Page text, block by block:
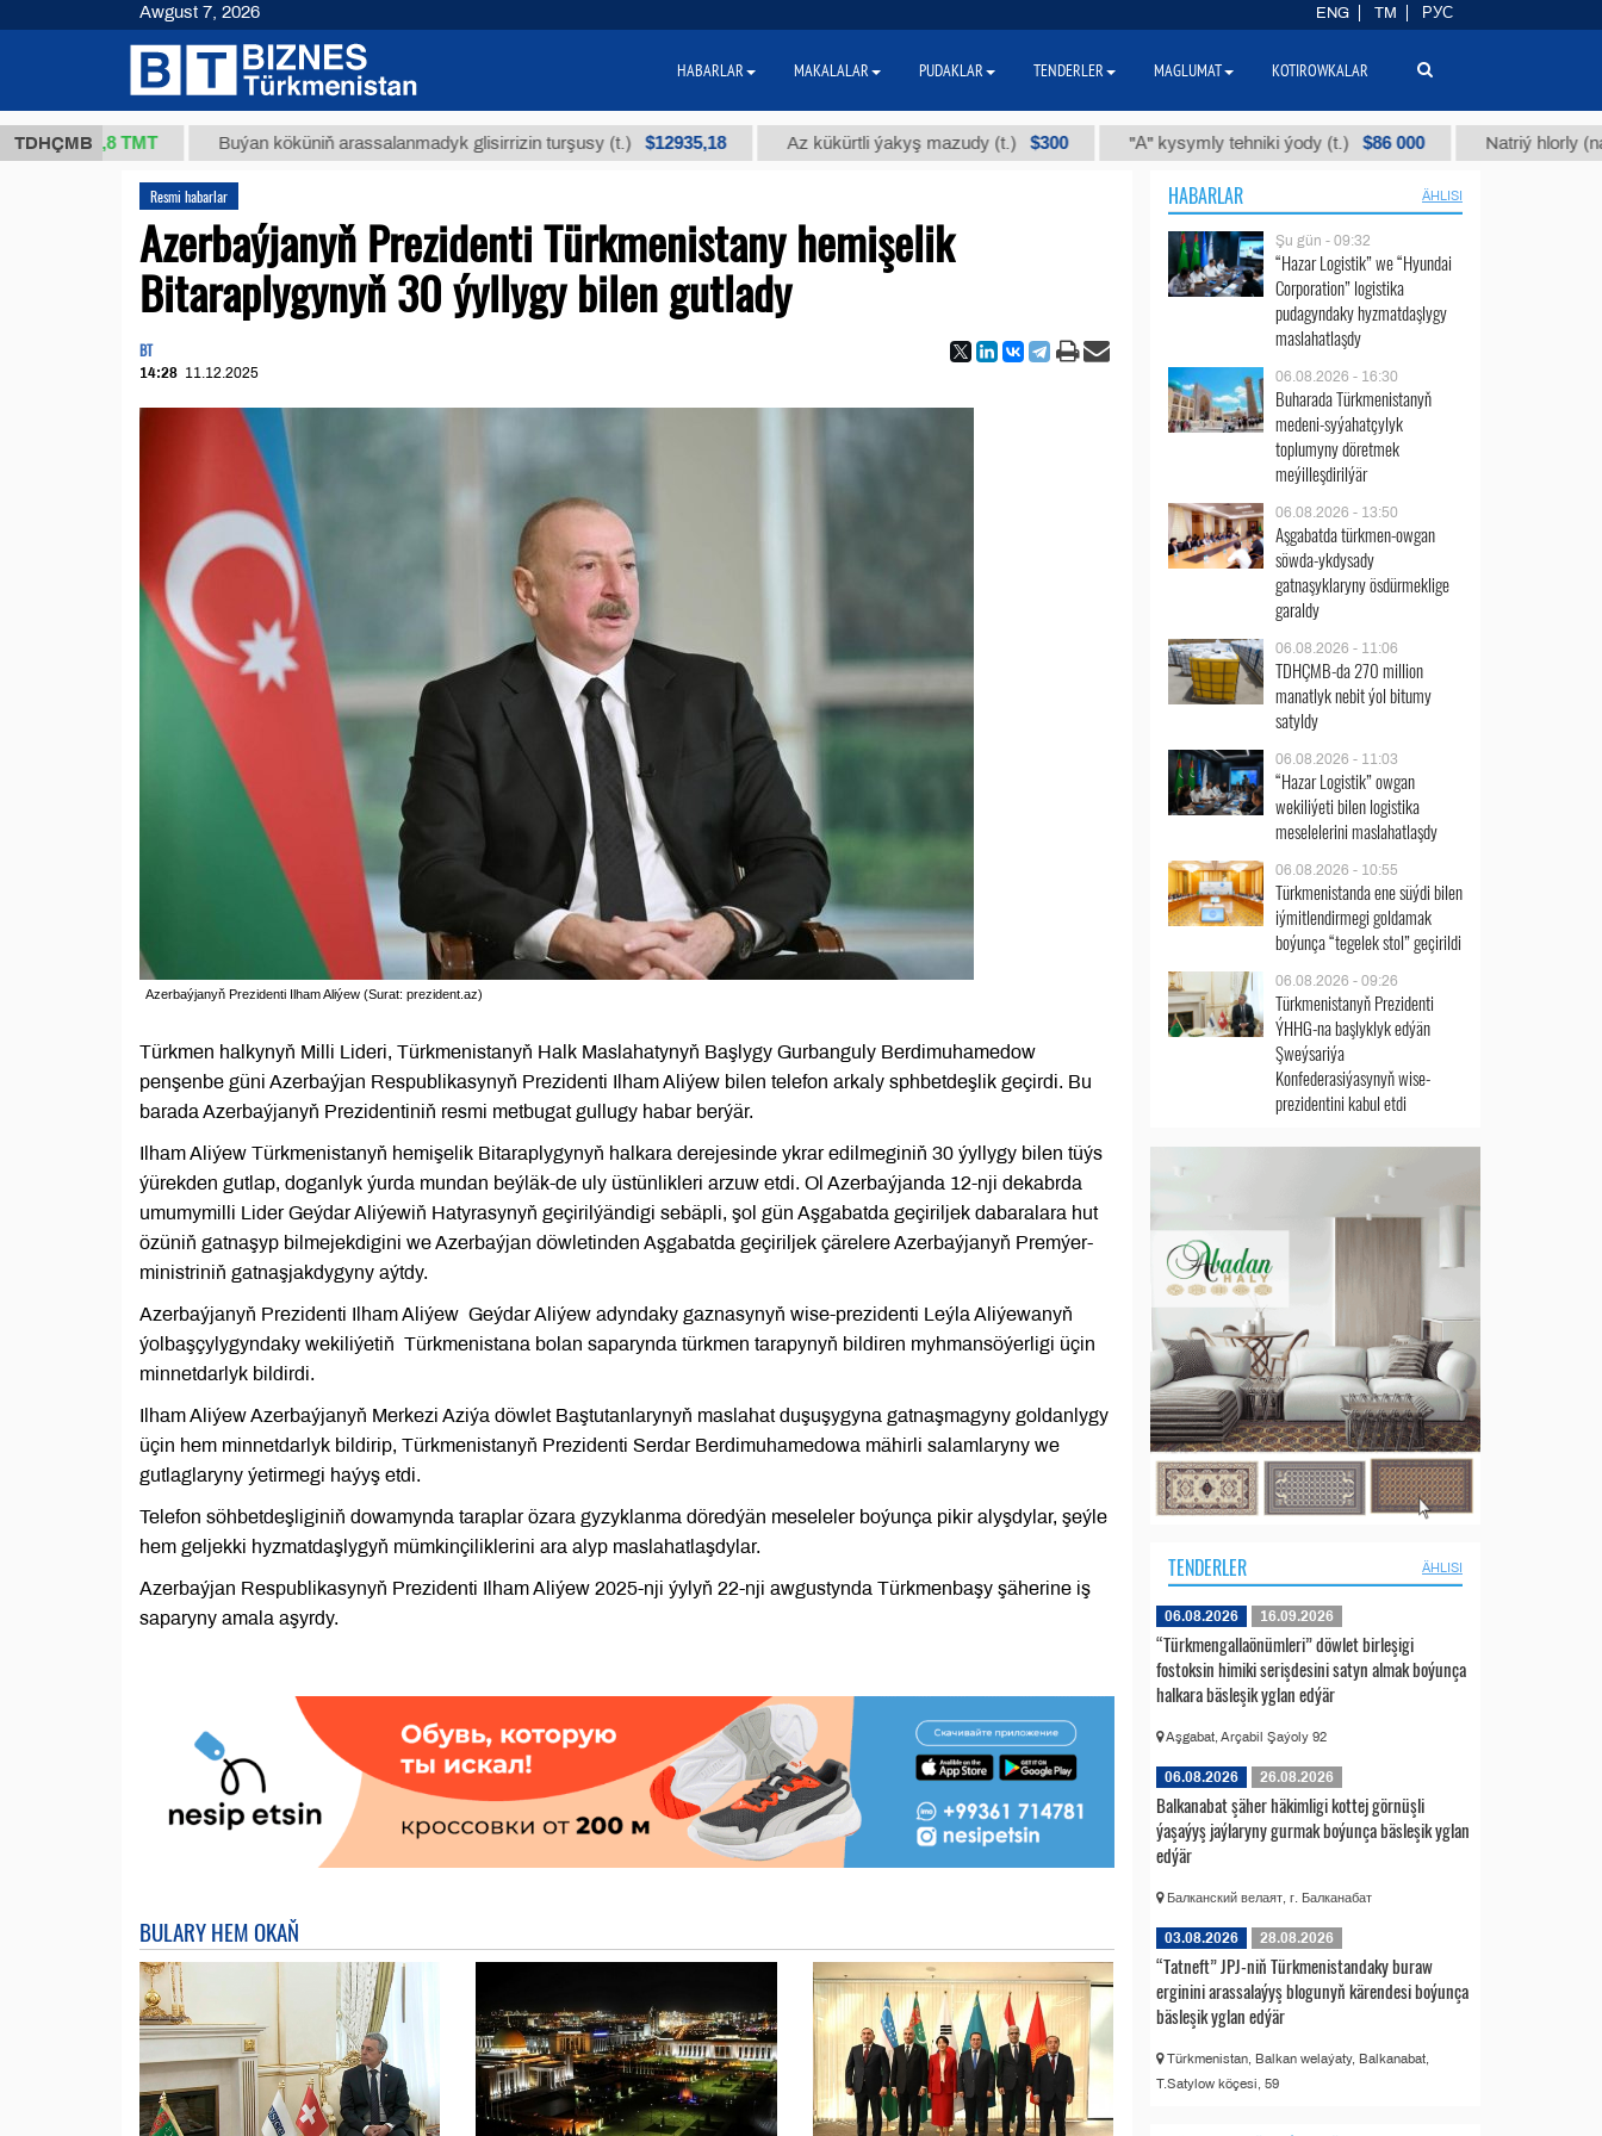
TDHÇMB
37,8 ТМТ Buýan köküniň arassalanmadyk glisirrizin turşusy (t.) $12935,18 Az kükürtli ýakyş mazudy (t.) $300 "А" kysymly tehniki ýody (t.) $86 000 Natriý hlorly (nahar
Resmi habarlar
Azerbaýjanyň Prezidenti Türkmenistany hemişelik
Bitaraplygynyň 30 ýyllygy bilen gutlady
BT
14:28 11.12.2025
Azerbaýjanyň Prezidenti Ilham Aliýew (Surat: prezident.az)
Türkmen halkynyň Milli Lideri, Türkmenistanyň Halk Maslahatynyň Başlygy Gurbanguly Berdimuhamedow
penşenbe güni Azerbaýjan Respublikasynyň Prezidenti Ilham Aliýew bilen telefon arkaly sphbetdeşlik geçirdi. Bu
barada Azerbaýjanyň Prezidentiniň resmi metbugat gullugy habar berýär.
Ilham Aliýew Türkmenistanyň hemişelik Bitaraplygynyň halkara derejesinde ykrar edilmeginiň 30 ýyllygy bilen tüýs
ýürekden gutlap, doganlyk ýurda mundan beýläk-de uly üstünlikleri arzuw etdi. Ol Azerbaýjanda 12-nji dekabrda
umumymilli Lider Geýdar Aliýewiň Hatyrasynyň geçirilýändigi sebäpli, şol gün Aşgabatda geçiriljek dabaralara hut
özüniň gatnaşyp bilmejekdigini we Azerbaýjan döwletinden Aşgabatda geçiriljek çärelere Azerbaýjanyň Premýer-
ministriniň gatnaşjakdygyny aýtdy.
Azerbaýjanyň Prezidenti Ilham Aliýew Geýdar Aliýew adyndaky gaznasynyň wise-prezidenti Leýla Aliýewanyň
ýolbaşçylygyndaky wekiliýetiň Türkmenistana bolan saparynda türkmen tarapynyň bildiren myhmansöýerligi üçin
minnetdarlyk bildirdi.
Ilham Aliýew Azerbaýjanyň Merkezi Aziýa döwlet Baştutanlarynyň maslahat duşuşygyna gatnaşmagyny goldanlygy
üçin hem minnetdarlyk bildirip, Türkmenistanyň Prezidenti Serdar Berdimuhamedowa mähirli salamlaryny we
gutlaglaryny ýetirmegi haýyş etdi.
Telefon söhbetdeşliginiň dowamynda taraplar özara gyzyklanma döredýän meseleler boýunça pikir alyşdylar, şeýle
hem geljekki hyzmatdaşlygyň mümkinçiliklerini ara alyp maslahatlaşdylar.
Azerbaýjan Respublikasynyň Prezidenti Ilham Aliýew 2025-nji ýylyň 22-nji awgustynda Türkmenbaşy şäherine iş
saparyny amala aşyrdy.
BULARY HEM OKAŇ
HABARLAR ÄHLISI
Şu gün - 09:32
“Hazar Logistik” we “Hyundai
Corporation” logistika
pudagyndaky hyzmatdaşlygy
maslahatlaşdy
06.08.2026 - 16:30
Buharada Türkmenistanyň
medeni-syýahatçylyk
toplumyny döretmek
meýilleşdirilýär
06.08.2026 - 13:50
Aşgabatda türkmen-owgan
söwda-ykdysady
gatnaşyklaryny ösdürmeklige
garaldy
06.08.2026 - 11:06
TDHÇMB-da 270 million
manatlyk nebit ýol bitumy
satyldy
06.08.2026 - 11:03
“Hazar Logistik” owgan
wekiliýeti bilen logistika
meselelerini maslahatlaşdy
06.08.2026 - 10:55
Türkmenistanda ene süýdi bilen
iýmitlendirmegi goldamak
boýunça “tegelek stol” geçirildi
06.08.2026 - 09:26
Türkmenistanyň Prezidenti
ÝHHG-na başlyklyk edýän
Şweýsariýa
Konfederasiýasynyň wise-
prezidentini kabul etdi
TENDERLER ÄHLISI
06.08.2026 16.09.2026
“Türkmengallaönümleri” döwlet birleşigi
fostoksin himiki serişdesini satyn almak boýunça
halkara bäsleşik yglan edýär
Aşgabat, Arçabil Şaýoly 92
06.08.2026 26.08.2026
Balkanabat şäher häkimligi kottej görnüşli
ýaşaýyş jaýlaryny gurmak boýunça bäsleşik yglan
edýär
Балканский велаят, г. Балканабат
03.08.2026 28.08.2026
“Tatneft” JPJ-niň Türkmenistandaky buraw
erginini arassalaýyş blogunyň kärendesi boýunça
bäsleşik yglan edýär
Türkmenistan, Balkan welaýaty, Balkanabat,
T.Satylow köçesi, 59
Awgust 7, 2026 ENG TM РУС
HABARLAR MAKALALAR PUDAKLAR TENDERLER MAGLUMAT KOTIROWKALAR